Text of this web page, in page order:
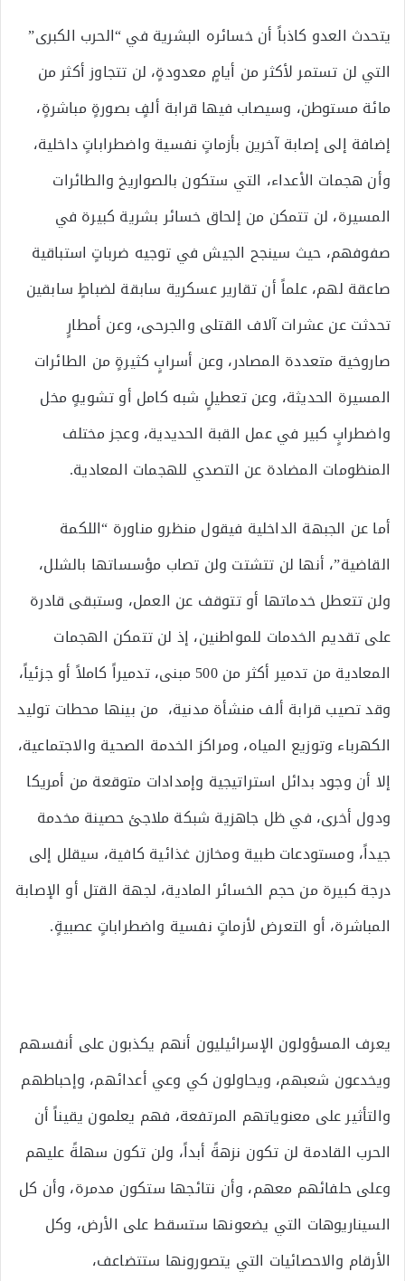
يتحدث العدو كاذباً أن خسائره البشرية في “الحرب الكبرى”
التي لن تستمر لأكثر من أيامٍ معدودةٍ، لن تتجاوز أكثر من
مائة مستوطن، وسيصاب فيها قرابة ألفٍ بصورةٍ مباشرةٍ،
إضافة إلى إصابة آخرين بأزماتٍ نفسية واضطراباتٍ داخلية،
وأن هجمات الأعداء، التي ستكون بالصواريخ والطائرات
المسيرة، لن تتمكن من إلحاق خسائر بشرية كبيرة في
صفوفهم، حيث سينجح الجيش في توجيه ضرباتٍ استباقية
صاعقة لهم، علماً أن تقارير عسكرية سابقة لضباطٍ سابقين
تحدثت عن عشرات آلاف القتلى والجرحى، وعن أمطارٍ
صاروخية متعددة المصادر، وعن أسرابٍ كثيرةٍ من الطائرات
المسيرة الحديثة، وعن تعطيلٍ شبه كامل أو تشويهٍ مخل
واضطرابٍ كبير في عمل القبة الحديدية، وعجز مختلف
المنظومات المضادة عن التصدي للهجمات المعادية.
أما عن الجبهة الداخلية فيقول منظرو مناورة “اللكمة
القاضية”، أنها لن تتشتت ولن تصاب مؤسساتها بالشلل،
ولن تتعطل خدماتها أو تتوقف عن العمل، وستبقى قادرة
على تقديم الخدمات للمواطنين، إذ لن تتمكن الهجمات
المعادية من تدمير أكثر من 500 مبنى، تدميراً كاملاً أو جزئياً،
وقد تصيب قرابة ألف منشأة مدنية، من بينها محطات توليد
الكهرباء وتوزيع المياه، ومراكز الخدمة الصحية والاجتماعية،
إلا أن وجود بدائل استراتيجية وإمدادات متوقعة من أمريكا
ودول أخرى، في ظل جاهزية شبكة ملاجئ حصينة مخدمة
جيداً، ومستودعات طبية ومخازن غذائية كافية، سيقلل إلى
درجة كبيرة من حجم الخسائر المادية، لجهة القتل أو الإصابة
المباشرة، أو التعرض لأزماتٍ نفسية واضطراباتٍ عصبيةٍ.
يعرف المسؤولون الإسرائيليون أنهم يكذبون على أنفسهم
ويخدعون شعبهم، ويحاولون كي وعي أعدائهم، وإحباطهم
والتأثير على معنوياتهم المرتفعة، فهم يعلمون يقيناً أن
الحرب القادمة لن تكون نزهةً أبداً، ولن تكون سهلةً عليهم
وعلى حلفائهم معهم، وأن نتائجها ستكون مدمرة، وأن كل
السيناريوهات التي يضعونها ستسقط على الأرض، وكل
الأرقام والاحصائيات التي يتصورونها ستتضاعف،